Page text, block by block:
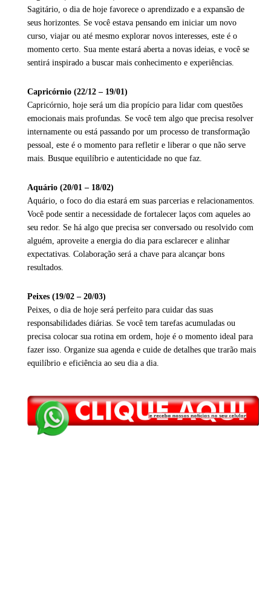
Sagitário, o dia de hoje favorece o aprendizado e a expansão de
seus horizontes. Se você estava pensando em iniciar um novo
curso, viajar ou até mesmo explorar novos interesses, este é o
momento certo. Sua mente estará aberta a novas ideias, e você se
sentirá inspirado a buscar mais conhecimento e experiências.
Capricórnio (22/12 – 19/01)
Capricórnio, hoje será um dia propício para lidar com questões
emocionais mais profundas. Se você tem algo que precisa resolver
internamente ou está passando por um processo de transformação
pessoal, este é o momento para refletir e liberar o que não serve
mais. Busque equilíbrio e autenticidade no que faz.
Aquário (20/01 – 18/02)
Aquário, o foco do dia estará em suas parcerias e relacionamentos.
Você pode sentir a necessidade de fortalecer laços com aqueles ao
seu redor. Se há algo que precisa ser conversado ou resolvido com
alguém, aproveite a energia do dia para esclarecer e alinhar
expectativas. Colaboração será a chave para alcançar bons
resultados.
Peixes (19/02 – 20/03)
Peixes, o dia de hoje será perfeito para cuidar das suas
responsabilidades diárias. Se você tem tarefas acumuladas ou
precisa colocar sua rotina em ordem, hoje é o momento ideal para
fazer isso. Organize sua agenda e cuide de detalhes que trarão mais
equilíbrio e eficiência ao seu dia a dia.